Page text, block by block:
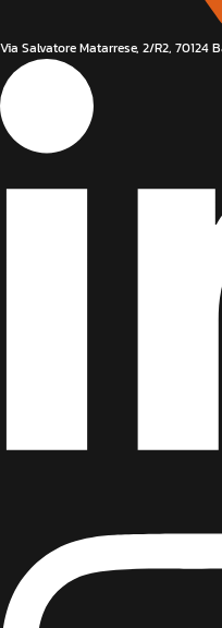
Via Salvatore Matarrese, 2/R2, 70124